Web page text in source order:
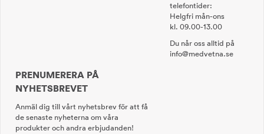
telefontider:
Helgfri mån-ons
kl. 09.00-13.00
Du når oss alltid på
info@medvetna.se
PRENUMERERA PÅ
NYHETSBREVET
Anmäl dig till vårt nyhetsbrev för att få
de senaste nyheterna om våra
produkter och andra erbjudanden!